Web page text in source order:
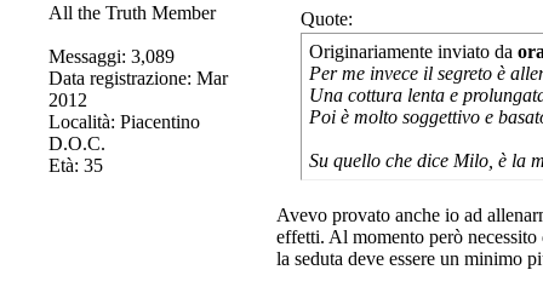
All the Truth Member
Messaggi: 3,089
Data registrazione: Mar
2012
Località: Piacentino
D.O.C.
Età: 35
Quote:
Originariamente inviato da
Per me invece il segreto è
Una cottura lenta e
Poi è molto soggettivo e
Su quello che dice Milo, è la
Avevo provato anche io ad
effetti. Al momento però
la seduta deve essere un minimo